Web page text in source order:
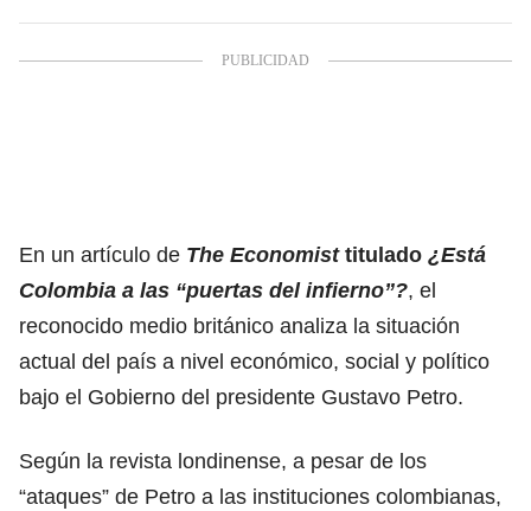
En un artículo de The Economist titulado ¿Está
Colombia a las “puertas del infierno”?, el
reconocido medio británico analiza la situación
actual del país a nivel económico, social y político
bajo el Gobierno del presidente Gustavo Petro.
Según la revista londinense, a pesar de los
“ataques” de Petro a las instituciones colombianas,